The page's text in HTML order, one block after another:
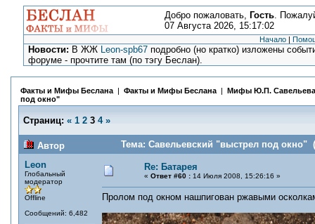
Добро пожаловать, Гость.
07 Августа 2026, 15:17:02
Начало |
Новости: В ЖЖ Leon-spb67 подробно (но кратко) изложены
форуме - прочтите там (по тэгу Беслан).
Факты и Мифы Беслана | Факты и Мифы Беслана | Мифы Ю.П. Савельева
под окно"
Страниц: « 1 2 3 4 »
Автор
Тема: Савельевский "выстрел под окно"
Leon
Глобальный
модератор
Offline
Сообщений: 6,482
Re: Батарея
« Ответ #60 : 14 Июля 2008, 15:26:16 »
Пролом под окном нашпигован ржавыми